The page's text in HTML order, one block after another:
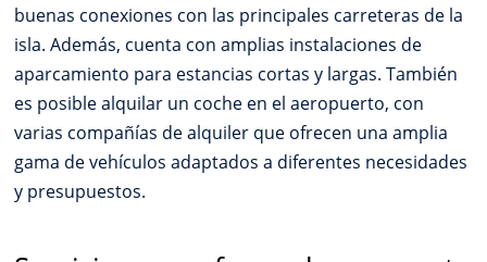
buenas conexiones con las principales carreteras de la
isla. Además, cuenta con amplias instalaciones de
aparcamiento para estancias cortas y largas. También
es posible alquilar un coche en el aeropuerto, con
varias compañías de alquiler que ofrecen una amplia
gama de vehículos adaptados a diferentes necesidades
y presupuestos.